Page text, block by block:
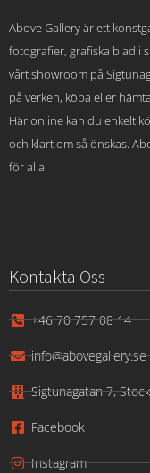
Above Gallery är ett
fotografier, grafiska blad i
vårt showroom på
på verken, köpa eller
Här online kan du enkelt
och klart om så önskas.
för alla.
Kontakta Oss
+46 70 757 08 14
info@abovegallery.se
Sigtunagatan 7,
Facebook
Instagram